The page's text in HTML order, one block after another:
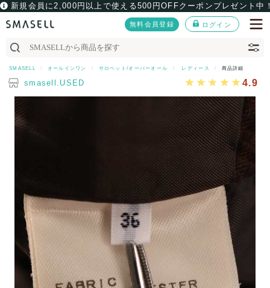
新規会員に2,000円以上で使える500円OFFクーポンプレゼント中
無料会員登録 ログイン
SMASELL オールインワン サロペット/オーバーオール レディース 商品詳細
smasell.USED 4.9